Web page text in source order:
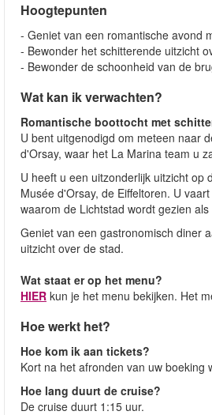
Hoogtepunten
- Geniet van een romantische avond
- Bewonder het schitterende uitzicht
- Bewonder de schoonheid van de
Wat kan ik verwachten?
Romantische boottocht met
U bent uitgenodigd om meteen naar
d'Orsay, waar het La Marina team u
U heeft u een uitzonderlijk uitzicht
Musée d'Orsay, de Eiffeltoren. U
waarom de Lichtstad wordt gezien
Geniet van een gastronomisch diner
uitzicht over de stad.
Wat staat er op het menu?
HIER kun je het menu bekijken. Het
Hoe werkt het?
Hoe kom ik aan tickets?
Kort na het afronden van uw
Hoe lang duurt de cruise?
De cruise duurt 1:15 uur.